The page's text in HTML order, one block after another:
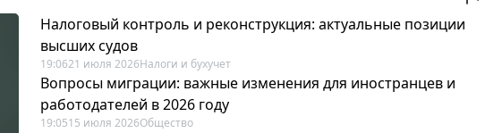
Налоговый контроль и реконструкция: актуальные позиции
высших судов
19:0621 июля 2026Налоги и бухучет
Вопросы миграции: важные изменения для иностранцев и
работодателей в 2026 году
19:0515 июля 2026Общество